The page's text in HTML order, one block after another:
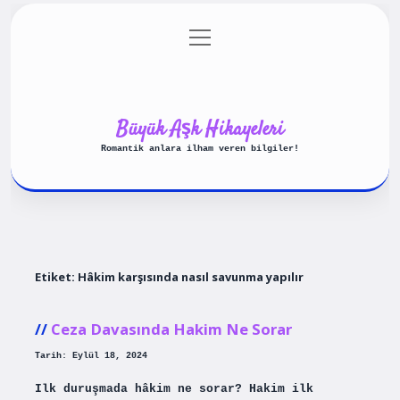
Gizlilik Politikası
menüyü
aç
Büyük Aşk Hikayeleri
Romantik anlara ilham veren bilgiler!
Etiket: Hâkim karşısında nasıl savunma yapılır
Ceza Davasında Hakim Ne Sorar
Tarih: Eylül 18, 2024
Ilk duruşmada hâkim ne sorar? Hakim ilk